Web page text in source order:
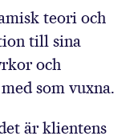
teori och
till sina
och
som vuxna.
är klientens